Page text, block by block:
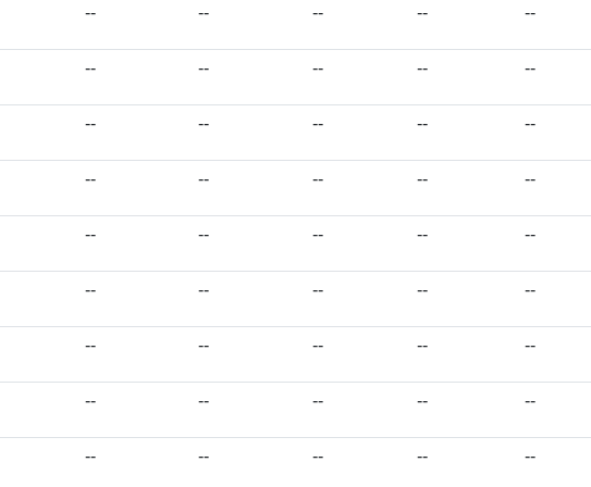
-- -- -- -- --
-- -- -- -- --
-- -- -- -- --
-- -- -- -- --
-- -- -- -- --
-- -- -- -- --
-- -- -- -- --
-- -- -- -- --
-- -- -- -- --